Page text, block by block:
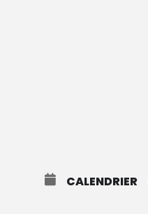
CALENDRIER